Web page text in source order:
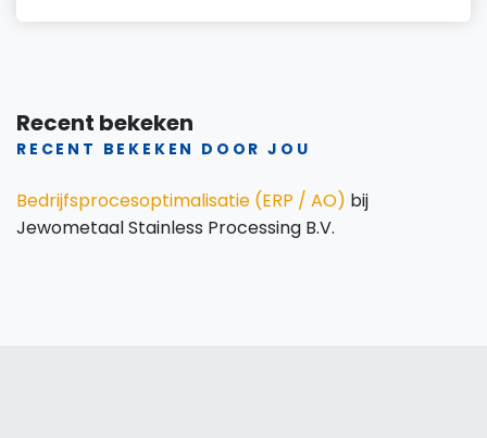
Recent bekeken
RECENT BEKEKEN DOOR JOU
Bedrijfsprocesoptimalisatie (ERP / AO) bij
Jewometaal Stainless Processing B.V.